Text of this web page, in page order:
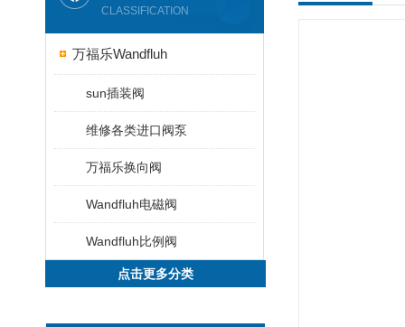
CLASSIFICATION
万福乐Wandfluh
sun插装阀
维修各类进口阀泵
万福乐换向阀
Wandfluh电磁阀
Wandfluh比例阀
点击更多分类